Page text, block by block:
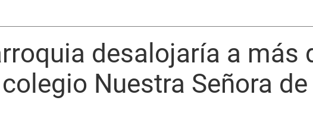
desalojaría a más
Nuestra Señora